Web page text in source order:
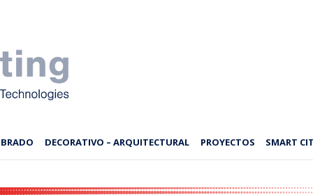
DECORATIVO – ARQUITECTURAL PROYECTOS SMART